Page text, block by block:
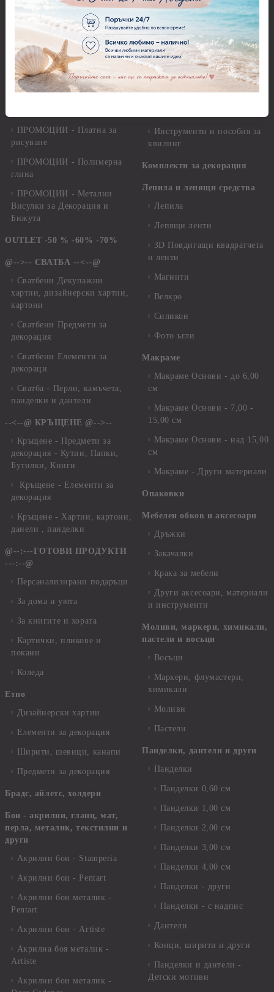
ПРОМОЦИИ - Бои
ПРОМОЦИИ - Предмети и
елементи за декорация
ПРОМОЦИИ - Салфетки
ПРОМОЦИИ - Хоби
ПРОМОЦИИ - Платна за
рисуване
ПРОМОЦИИ - Полимерна
глина
ПРОМОЦИИ - Метални
Висулки за Декорация и
Бижута
OUTLET -50 % -60% -70%
@-->-- СВАТБА --<--@
Сватбени Декупажни
хартии, дизайнерски хартии,
картони
Сватбени Предмети за
декорация
Сватбени Елементи за
декораци
Сватба - Перли, камъчета,
панделки и дантели
--<--@ КРЪЩЕНЕ @-->--
Кръщене - Предмети за
декорация - Кутии, Папки,
Бутилки, Книги
Кръщене - Елементи за
декорация
Кръщене - Хартии, картони,
данели , панделки
@--:---ГОТОВИ ПРОДУКТИ
---:--@
Персанализирани подаръци
За дома и уюта
За книгите и хората
Картички, пликове и
покани
Коледа
Етно
Дизайнерски хартии
Елементи за декорация
Ширити, шевици, канапи
Предмети за декорация
Брадс, айлетс, холдери
Бои - акрилни, гланц, мат,
перла, металик, текстилни и
други
Акрилни бои - Stamperia
Акрилни бои - Pentart
Акрилни бои металик -
Pentart
Акрилни бои - Artiste
Акрилна боя металик -
Artiste
Акрилни бои металик -
Квилинг
Квилинг ленти - 3мм -
35см.
Квилинг ленти - микс
Квилинг ленти - перлени -
3мм - 30см.
Инструменти и пособия за
квилинг
Комплекти за декорация
Лепила и лепящи средства
Лепила
Лепящи ленти
3D Повдигащи квадратчета
и ленти
Магнити
Велкро
Силикон
Фото ъгли
Макраме
Макраме Основи - до 6,00
см
Макраме Основи - 7,00 -
15,00 см
Макраме Основи - над 15,00
см
Макраме - Други материали
Опаковки
Мебелен обков и аксесоари
Дръжки
Закачалки
Крака за мебели
Други аксесоари, материали
и инструменти
Моливи, маркери, химикали,
пастели и восъци
Восъци
Маркери, флумастери,
химикали
Моливи
Пастели
Панделки, дантели и други
Панделки
Панделки 0,60 см
Панделки 1,00 см
Панделки 2,00 см
Панделки 3,00 см
Панделки 4,00 см
Панделки - други
Панделки - с надпис
Дантели
Конци, ширити и други
Панделки и дантели -
Детски мотиви